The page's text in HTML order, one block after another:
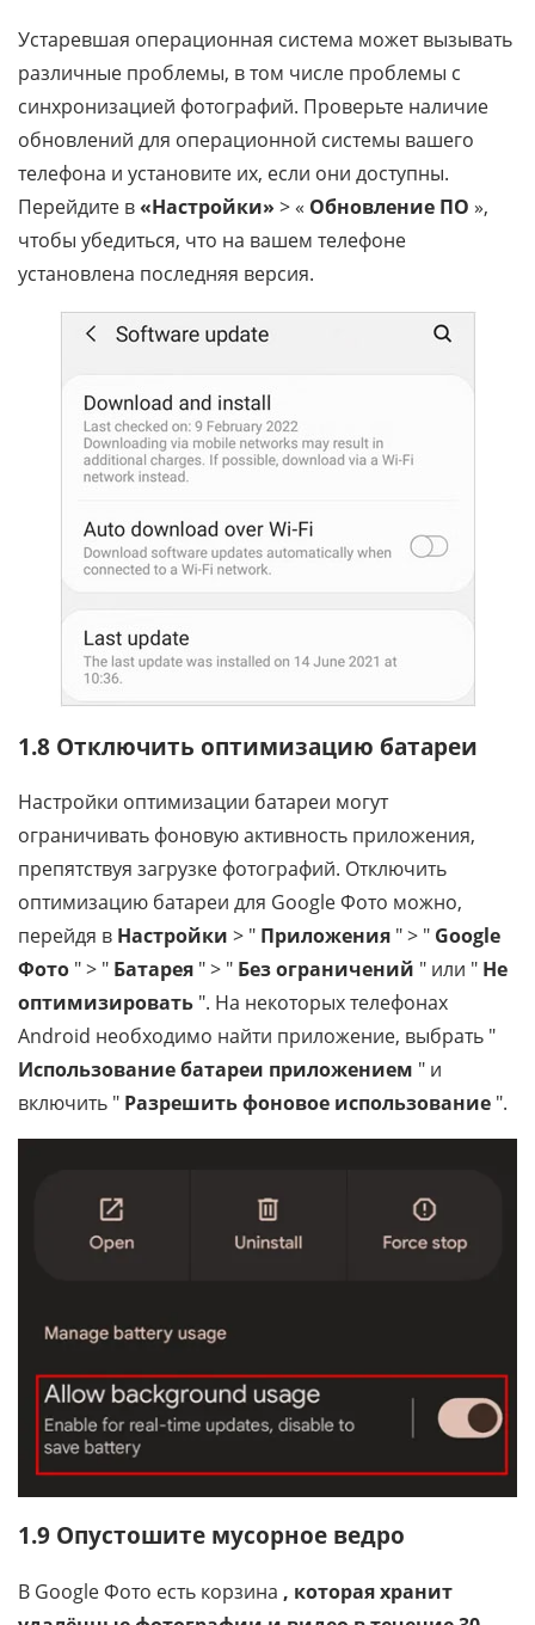
Устаревшая операционная система может вызывать
различные проблемы, в том числе проблемы с
синхронизацией фотографий. Проверьте наличие
обновлений для операционной системы вашего
телефона и установите их, если они доступны.
Перейдите в«Настройки» > « Обновление ПО »,
чтобы убедиться, что на вашем телефоне
установлена ​​последняя версия.
1.8 Отключить оптимизацию батареи
Настройки оптимизации батареи могут
ограничивать фоновую активность приложения,
препятствуя загрузке фотографий. Отключить
оптимизацию батареи для Google Фото можно,
перейдя в Настройки > " Приложения " > " Google
Фото " > " Батарея " > " Без ограничений " или " Не
оптимизировать ". На некоторых телефонах
Android необходимо найти приложение, выбрать "
Использование батареи приложением " и
включить " Разрешить фоновое использование ".
1.9 Опустошите мусорное ведро
В Google Фото есть корзина , которая хранит